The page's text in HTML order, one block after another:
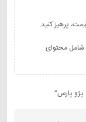
شامل محتوای
پارس”